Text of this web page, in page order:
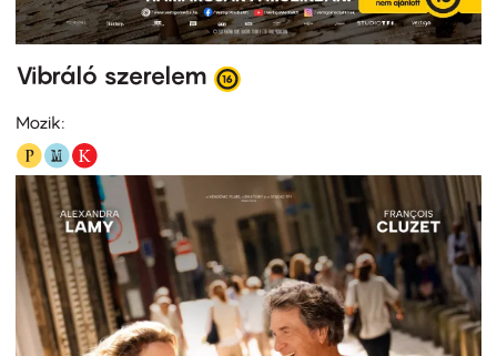
Vibráló szerelem
Mozik: